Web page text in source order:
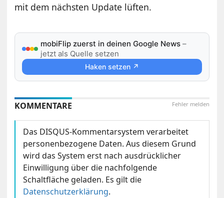
mit dem nächsten Update lüften.
mobiFlip zuerst in deinen Google News –
jetzt als Quelle setzen
Haken setzen ↗
Fehler melden
KOMMENTARE
Das DISQUS-Kommentarsystem verarbeitet
personenbezogene Daten. Aus diesem Grund
wird das System erst nach ausdrücklicher
Einwilligung über die nachfolgende
Schaltfläche geladen. Es gilt die
Datenschutzerklärung.